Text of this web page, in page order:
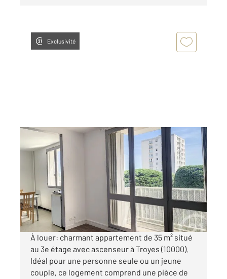
Exclusivité
TROYES 10
35 m2, 1 pièce
Ref : 71728
Appartement Studio à louer
383 €
par mois charges comprises
À louer: charmant appartement de 35 m² situé
au 3e étage avec ascenseur à Troyes (10000).
Idéal pour une personne seule ou un jeune
couple, ce logement comprend une pièce de